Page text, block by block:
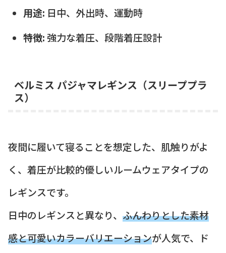
用途: 日中、外出時、運動時
特徴: 強力な着圧、段階着圧設計
ベルミス パジャマレギンス（スリーププラ
ス）
夜間に履いて寝ることを想定した、肌触りがよ
く、着圧が比較的優しいルームウェアタイプの
レギンスです。
日中のレギンスと異なり、 ふんわりとした素材
感と可愛いカラーバリエーションが人気で、ド